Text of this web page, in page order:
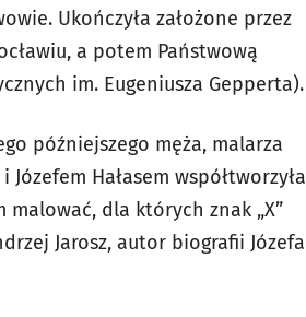
Ukończyła założone przez
a potem Państwową
im. Eugeniusza Gepperta).
późniejszego męża, malarza
Hałasem współtworzyła
malować, dla których znak „X”
Jarosz, autor biografii Józefa